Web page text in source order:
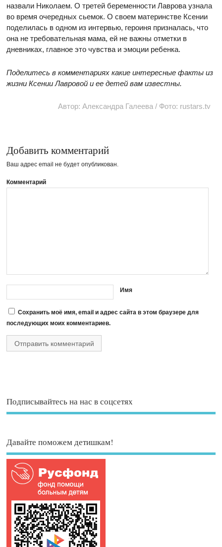
назвали Николаем. О третей беременности Лаврова узнала
во время очередных сьемок. О своем материнстве Ксении
поделилась в одном из интервью, героиня призналась, что
она не требовательная мама, ей не важны отметки в
дневниках, главное это чувства и эмоции ребенка.
Поделитесь в комментариях какие интересные факты из
жизни Ксении Лавровой и ее детей вам известны.
Автор: Александра Галеева / Фото: rustars.tv
Добавить комментарий
Ваш адрес email не будет опубликован.
Комментарий
Имя
Сохранить моё имя, email и адрес сайта в этом браузере для
последующих моих комментариев.
Подписывайтесь на нас в соцсетях
Давайте поможем детишкам!